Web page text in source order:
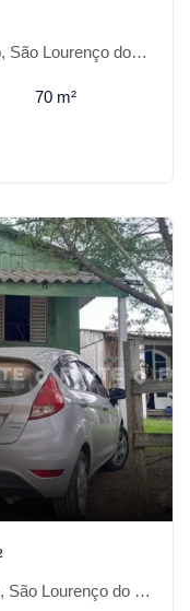
Lourenço do Sul-RS
70 m²
do Sul-RS